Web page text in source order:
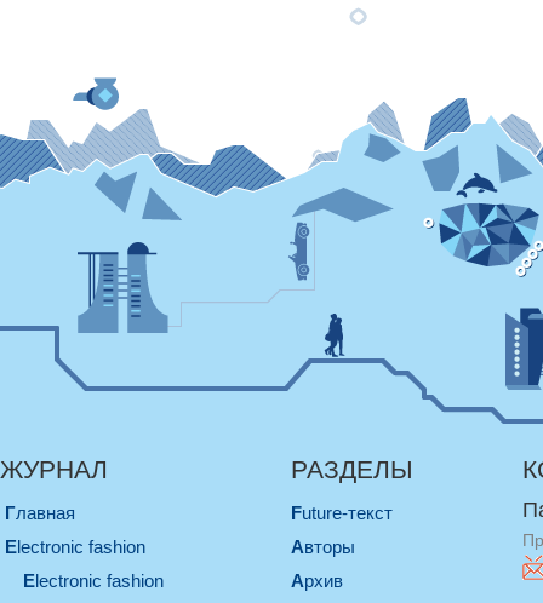
ЖУРНАЛ
Главная
electronic fashion
electronic fashion
РАЗДЕЛЫ
Future-текст
Авторы
Архив